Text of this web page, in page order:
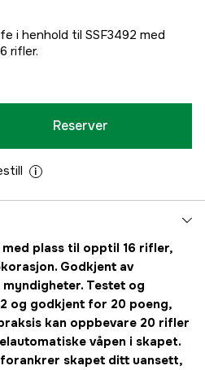
i henhold til SSF3492 med
rifler.
Reserver
plass til opptil 16 rifler,
Godkjent av
Testet og
og godkjent for 20 poeng,
kan oppbevare 20 rifler
våpen i skapet.
skapet ditt uansett,